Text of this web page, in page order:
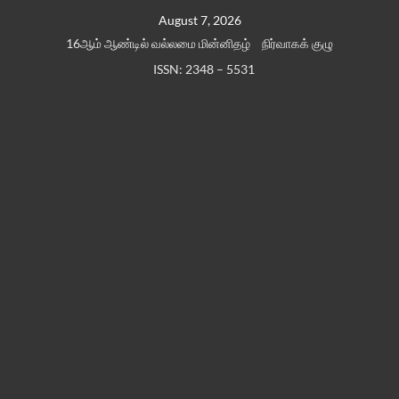
August 7, 2026
16ஆம் ஆண்டில் வல்லமை மின்னிதழ்
நிர்வாகக் குழு
ISSN: 2348 – 5531